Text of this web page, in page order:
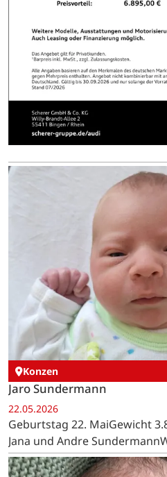
Konzen
Jaro Sundermann
22.05.2026
Geburtstag 22. MaiGewicht
Jana und Andre